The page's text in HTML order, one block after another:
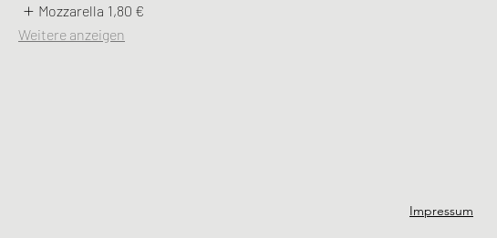
Mozzarella 1,80 €
Weitere anzeigen
Impressum